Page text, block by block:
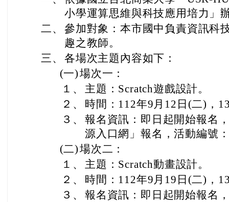
小學運算思維與科技應用培力」
二、 參加對象：本市國中負責資訊科
趣之教師。
三、 各場次主題內容如下：
(一)場次一：
１、
主題：Scratch遊戲設計。
２、
時間：112年9月12日(二)，
３、 報名資訊：即日起開始報名
源入口網」報名，活動編號
(二)場次二：
１、
主題：Scratch動畫設計。
２、
時間：112年9月19日(二)，
３、 報名資訊：即日起開始報名